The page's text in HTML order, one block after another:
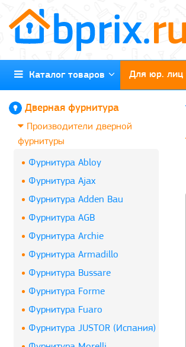
Каталог товаров Для юр. лиц
Дверная фурнитура
Производители дверной
фурнитуры
Фурнитура Abloy
Фурнитура Ajax
Фурнитура Adden Bau
Фурнитура AGB
Фурнитура Archie
Фурнитура Armadillo
Фурнитура Bussare
Фурнитура Forme
Фурнитура Fuaro
Фурнитура JUSTOR (Испания)